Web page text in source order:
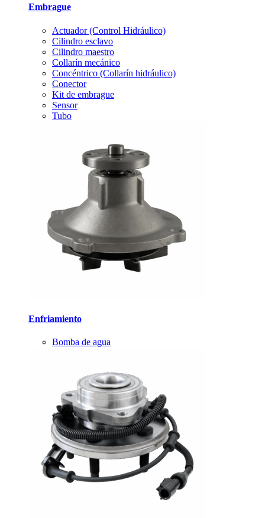
Embrague
Actuador (Control Hidráulico)
Cilindro esclavo
Cilindro maestro
Collarín mecánico
Concéntrico (Collarín hidráulico)
Conector
Kit de embrague
Sensor
Tubo
Enfriamiento
Bomba de agua